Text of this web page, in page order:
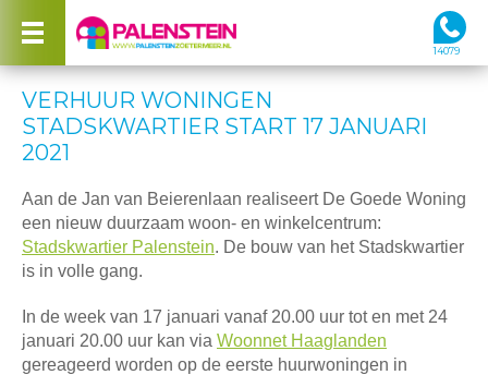
14079
VERHUUR WONINGEN
STADSKWARTIER START 17 JANUARI
2021
Aan de Jan van Beierenlaan realiseert De Goede Woning
een nieuw duurzaam woon- en winkelcentrum:
Stadskwartier Palenstein. De bouw van het Stadskwartier
is in volle gang.
In de week van 17 januari vanaf 20.00 uur tot en met 24
januari 20.00 uur kan via Woonnet Haaglanden
gereageerd worden op de eerste huurwoningen in